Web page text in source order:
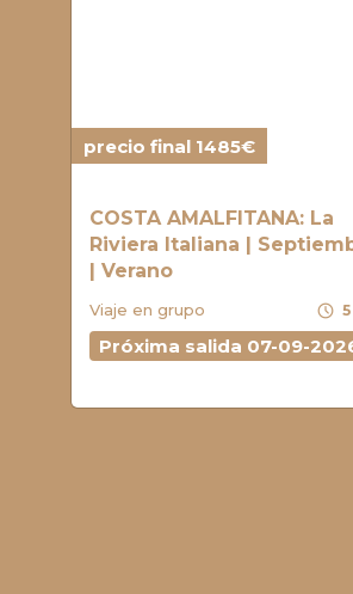
precio final 1485€
COSTA AMALFITANA: La
Riviera Italiana |
| Verano
Viaje en grupo schedule
Próxima salida 07-09-